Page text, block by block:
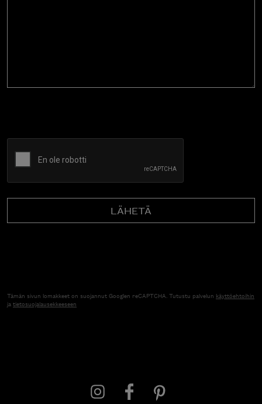
Tämän sivun lomakkeet on suojannut Googlen reCAPTCHA. Tutustu palvelun käyttöehtoihin
jatietosuojalausekkeeseen